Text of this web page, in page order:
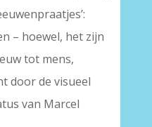
– hoewel, het zijn
tot mens,
door de visueel
van Marcel